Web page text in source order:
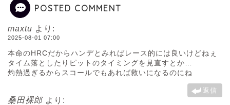
POSTED COMMENT
maxtu より:
2025-08-01 07:00
本命のHRCだからハンデとみればレース的には良いけどねぇ
タイム落としたりピットのタイミングを見直すとか…
灼熱過ぎるからスコールでもあれば救いになるのにね
返信
桑田裸郎 より: